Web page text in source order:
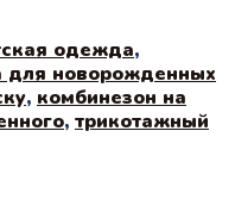
одежда,
новорожденных
, комбинезон на
, трикотажный